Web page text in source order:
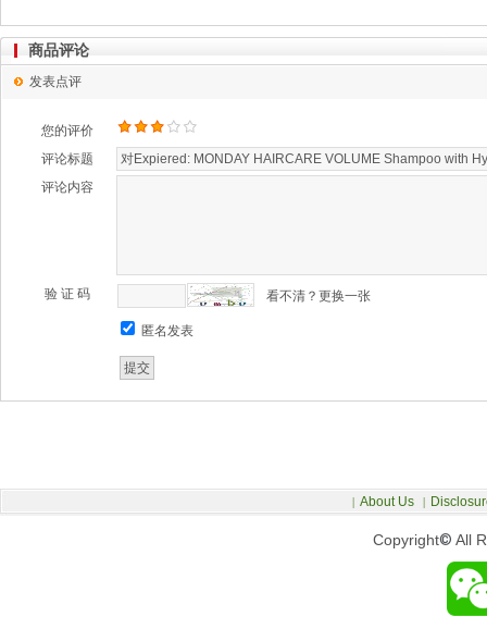
商品评论
发表点评
您的评价
评论标题
评论内容
验 证 码 看不清？更换一张
匿名发表
Copyright© All
| About Us |